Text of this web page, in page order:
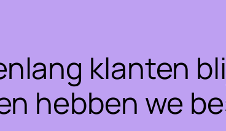
klanten
hebben we